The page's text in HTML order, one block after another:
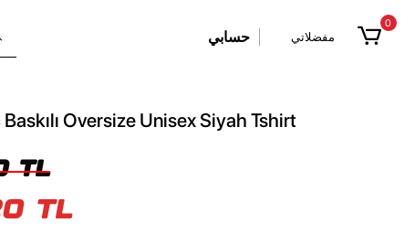
حسابي مفضلاتي
0
Oversize Unisex Siyah Tshirt
TL
TL